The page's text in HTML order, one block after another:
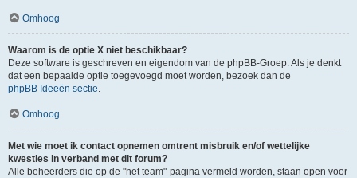
Omhoog
Waarom is de optie X niet beschikbaar?
Deze software is geschreven en eigendom van de phpBB-Groep. Als je denkt
dat een bepaalde optie toegevoegd moet worden, bezoek dan de
phpBB Ideeën sectie.
Omhoog
Met wie moet ik contact opnemen omtrent misbruik en/of wettelijke
kwesties in verband met dit forum?
Alle beheerders die op de "het team"-pagina vermeld worden, staan open voor